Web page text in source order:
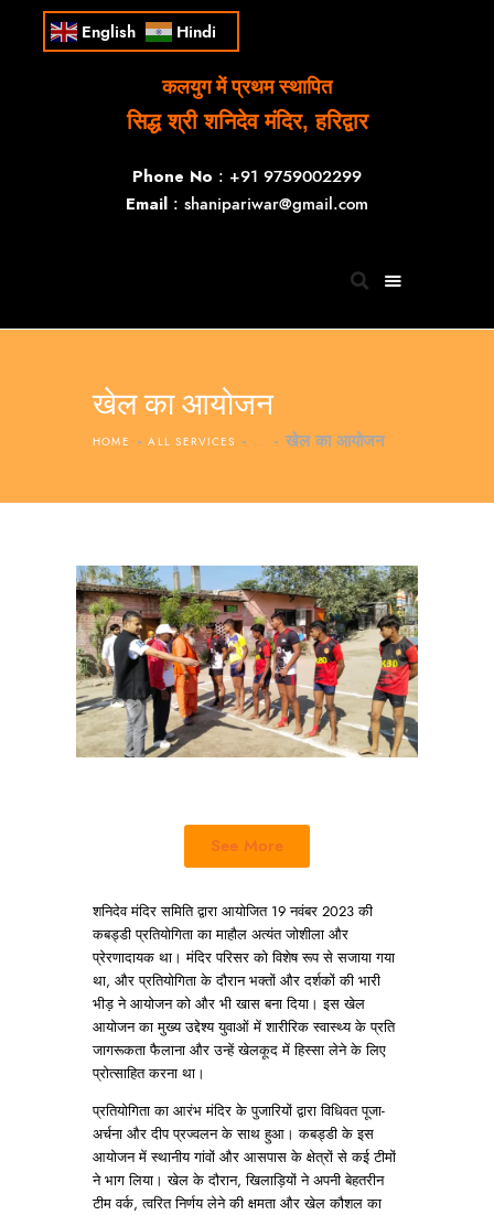
English Hindi
कलयुग में प्रथम स्थापित
सिद्ध श्री शनिदेव मंदिर, हरिद्वार
Phone No : +91 9759002299
Email : shanipariwar@gmail.com
खेल का आयोजन
HOME ALL SERVICES ... खेल का आयोजन
See More
शनिदेव मंदिर समिति द्वारा आयोजित 19 नवंबर 2023 की
कबड्डी प्रतियोगिता का माहौल अत्यंत जोशीला और
प्रेरणादायक था। मंदिर परिसर को विशेष रूप से सजाया गया
था, और प्रतियोगिता के दौरान भक्तों और दर्शकों की भारी
भीड़ ने आयोजन को और भी खास बना दिया। इस खेल
आयोजन का मुख्य उद्देश्य युवाओं में शारीरिक स्वास्थ्य के प्रति
जागरूकता फैलाना और उन्हें खेलकूद में हिस्सा लेने के लिए
प्रोत्साहित करना था।
प्रतियोगिता का आरंभ मंदिर के पुजारियों द्वारा विधिवत पूजा-
अर्चना और दीप प्रज्वलन के साथ हुआ। कबड्डी के इस
आयोजन में स्थानीय गांवों और आसपास के क्षेत्रों से कई टीमों
ने भाग लिया। खेल के दौरान, खिलाड़ियों ने अपनी बेहतरीन
टीम वर्क, त्वरित निर्णय लेने की क्षमता और खेल कौशल का